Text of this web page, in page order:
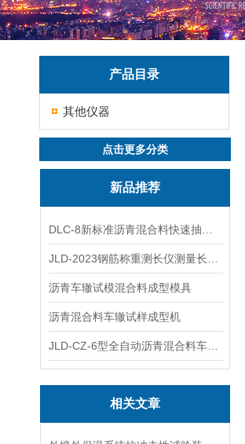
产品目录
其他仪器
点击更多分类
新品推荐
沥青车辙试模混合料成型模具
沥青混合料车辙试样成型机
相关文章